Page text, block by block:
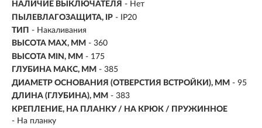
НАЛИЧИЕ ВЫКЛЮЧАТЕЛЯ - Нет
ПЫЛЕВЛАГОЗАЩИТА, IP - IP20
ТИП - Накаливания
ВЫСОТА MAX, ММ - 360
ВЫСОТА MIN, ММ - 175
ГЛУБИНА МАКС, ММ - 385
ДИАМЕТР ОСНОВАНИЯ (ОТВЕРСТИЯ ВСТРОЙКИ), ММ - 95
ДЛИНА (ГЛУБИНА), ММ - 383
КРЕПЛЕНИЕ, НА ПЛАНКУ / НА КРЮК / ПРУЖИННОЕ
- На планку